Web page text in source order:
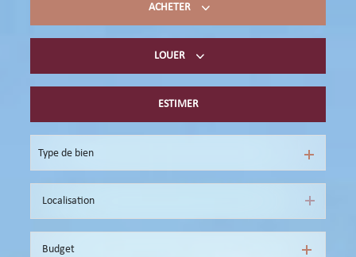
ACHETER
Acheter du résidentielLOUER
ESTIMER
Type de bien
Budget